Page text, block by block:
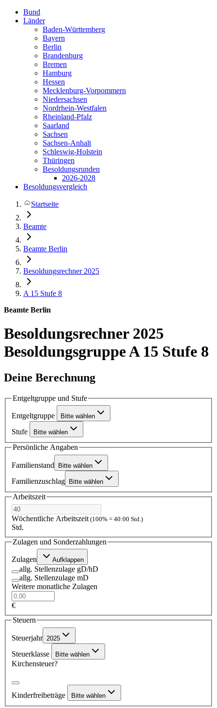
Bund
Länder
Baden-Württemberg
Bayern
Berlin
Brandenburg
Bremen
Hamburg
Hessen
Mecklenburg-Vorpommern
Niedersachsen
Nordrhein-Westfalen
Rheinland-Pfalz
Saarland
Sachsen
Sachsen-Anhalt
Schleswig-Holstein
Thüringen
Besoldungsrunden
2026-2028
Besoldungsvergleich
Startseite
Beamte
Beamte Berlin
Besoldungsrechner 2025
A 15 Stufe 8
Beamte Berlin
Besoldungsrechner 2025
Besoldungsgruppe A 15 Stufe 8
Deine Berechnung
Entgeltgruppe und Stufe
Entgeltgruppe Bitte wählen
Stufe Bitte wählen
Persönliche Angaben
Familienstand Bitte wählen
Familienzuschlag Bitte wählen
Arbeitszeit
Wöchentliche Arbeitszeit (100% = 40:00 Std.)
Std.
Zulagen und Sonderzahlungen
Zulagen Aufklappen
allg. Stellenzulage gD/hD
allg. Stellenzulage mD
Weitere monatliche Zulagen
€
Steuern
Steuerjahr 2025
Steuerklasse Bitte wählen
Kirchensteuer?
Kinderfreibeträge Bitte wählen